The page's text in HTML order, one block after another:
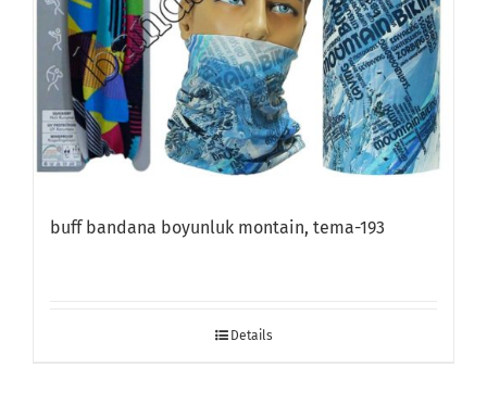
buff bandana boyunluk montain, tema-193
Details